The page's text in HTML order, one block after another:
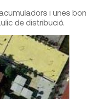
i unes
de distribució.